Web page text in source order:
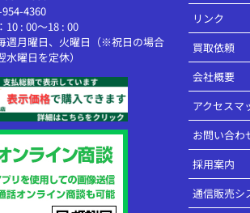
954-4360
10 : 00～18 : 00
週月曜日、火曜日（※祝日の場合
水曜日を定休）
リンク
買取依頼
会社概要
アクセスマ
お問い合わ
採用案内
通信販売シ